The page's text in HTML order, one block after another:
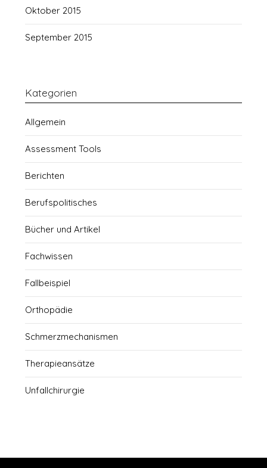
Oktober 2015
September 2015
Kategorien
Allgemein
Assessment Tools
Berichten
Berufspolitisches
Bücher und Artikel
Fachwissen
Fallbeispiel
Orthopädie
Schmerzmechanismen
Therapieansätze
Unfallchirurgie